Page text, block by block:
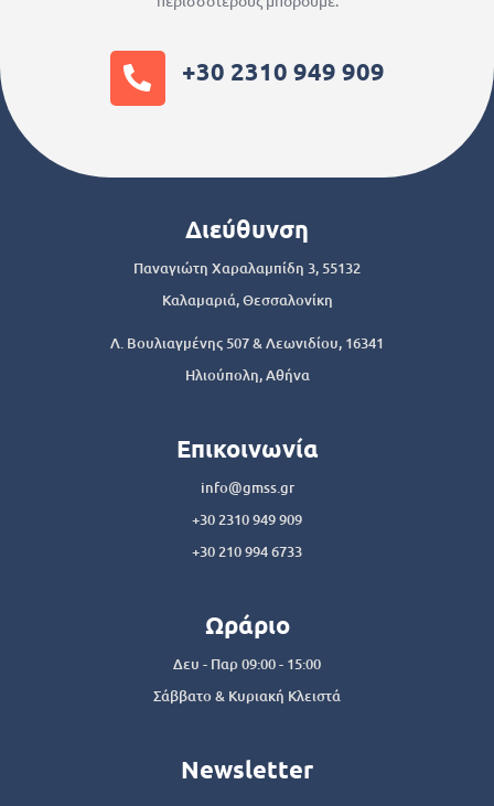
+30 2310 949 909
Διεύθυνση
Παναγιώτη Χαραλαμπίδη 3, 55132
Καλαμαριά, Θεσσαλονίκη
Λ. Βουλιαγμένης 507 & Λεωνιδίου, 16341
Ηλιούπολη, Αθήνα
Επικοινωνία
info@gmss.gr
+30 2310 949 909
+30 210 994 6733
Ωράριο
Δευ - Παρ 09:00 - 15:00
Σάββατο & Κυριακή Κλειστά
Newsletter